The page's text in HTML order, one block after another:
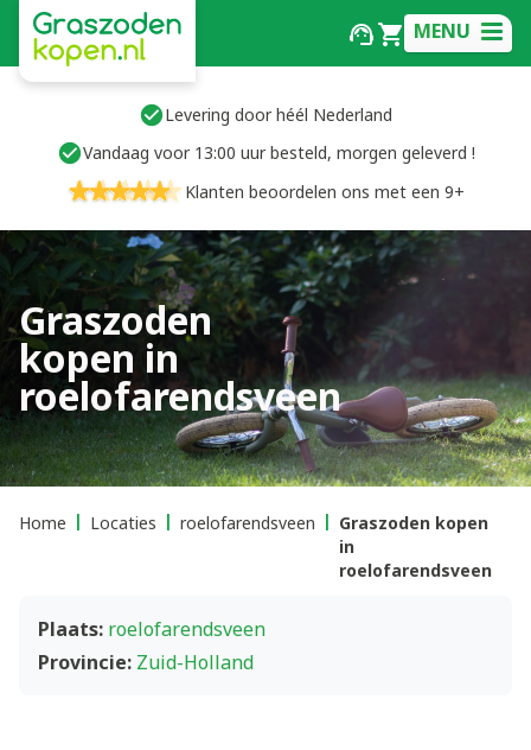
MENU
Levering door héél Nederland
Vandaag voor 13:00 uur besteld, morgen geleverd !
Klanten beoordelen ons met een 9+
Graszoden
kopen in
roelofarendsveen
Home Locaties roelofarendsveen
Graszoden kopen
in
roelofarendsveen
Plaats: roelofarendsveen
Provincie: Zuid-Holland